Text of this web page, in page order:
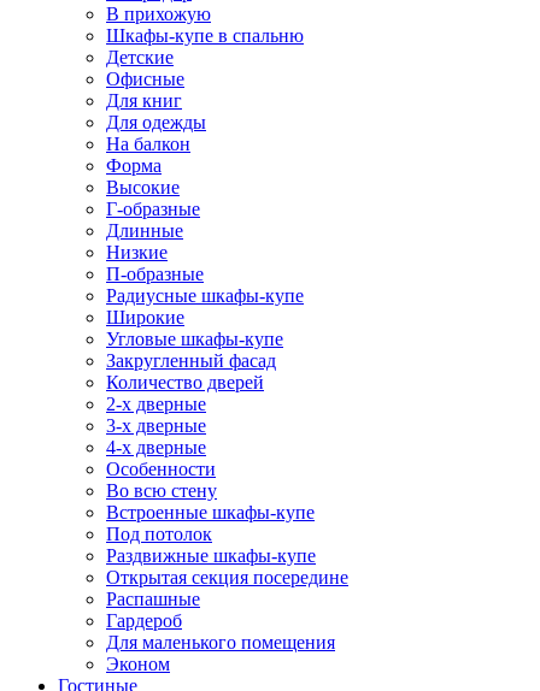
В прихожую
Шкафы-купе в спальню
Детские
Офисные
Для книг
Для одежды
На балкон
Форма
Высокие
Г-образные
Длинные
Низкие
П-образные
Радиусные шкафы-купе
Широкие
Угловые шкафы-купе
Закругленный фасад
Количество дверей
2-х дверные
3-х дверные
4-х дверные
Особенности
Во всю стену
Встроенные шкафы-купе
Под потолок
Раздвижные шкафы-купе
Открытая секция посередине
Распашные
Гардероб
Для маленького помещения
Эконом
Гостиные